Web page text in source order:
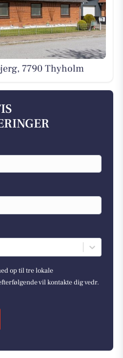
7790 Thyholm
op til tre lokale
vil kontakte dig vedr.